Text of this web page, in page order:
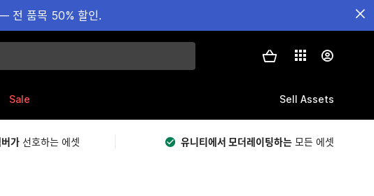
— 전 품목 50% 할인.
Sale Sell Assets
가 선호하는 에셋 유니티에서 모더레이팅하는 모든 에셋